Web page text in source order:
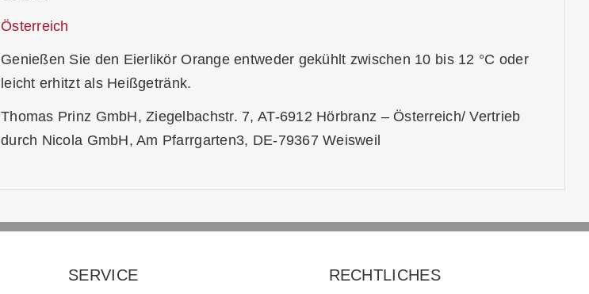
Österreich
Genießen Sie den Eierlikör Orange entweder gekühlt zwischen 10 bis 12 °C oder
leicht erhitzt als Heißgetränk.
Thomas Prinz GmbH, Ziegelbachstr. 7, AT-6912 Hörbranz – Österreich/ Vertrieb
durch Nicola GmbH, Am Pfarrgarten3, DE-79367 Weisweil
SERVICE RECHTLICHES